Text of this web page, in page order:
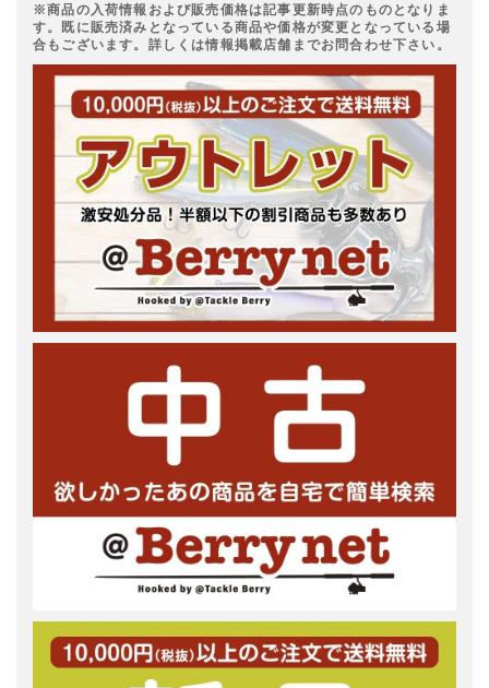
※商品の入荷情報および販売価格は記事更新時点のものとなりま
す。既に販売済みとなっている商品や価格が変更となっている場
合もございます。詳しくは情報掲載店舗までお問合わせ下さい。